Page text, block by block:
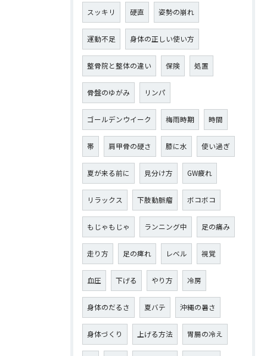
スッキリ 硬直 姿勢の崩れ
運動不足 身体の正しい使い方
整骨院と整体の違い 保険 処置
骨盤のゆがみ リンパ
ゴールデンウイーク 梅雨時期 時間
帯 肩甲骨の硬さ 膝に水 使い過ぎ
夏が来る前に 見分け方 GW疲れ
リラックス 下肢動脈瘤 ボコボコ
もじゃもじゃ ランニング中 足の痛み
走り方 足の痺れ レベル 視覚
血圧 下げる やり方 冷房
身体のだるさ 夏バテ 沖縄の暑さ
身体づくり 上げる方法 胃腸の冷え